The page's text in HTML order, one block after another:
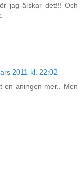
jag älskar det!!! Och
2011 kl. 22:02
en aningen mer.. Men